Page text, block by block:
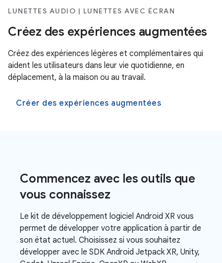
LUNETTES AUDIO | LUNETTES AVEC ÉCRAN
Créez des expériences augmentées
Créez des expériences légères et complémentaires qui
aident les utilisateurs dans leur vie quotidienne, en
déplacement, à la maison ou au travail.
Créer des expériences augmentées
Commencez avec les outils que
vous connaissez
Le kit de développement logiciel Android XR vous
permet de développer votre application à partir de
son état actuel. Choisissez si vous souhaitez
développer avec le SDK Android Jetpack XR, Unity,